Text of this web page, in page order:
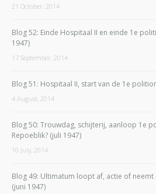
21 October, 2014
Blog 52: Einde Hospitaal II en einde 1e
1947)
17 September, 2014
Blog 51: Hospitaal II, start van de 1e
4 August, 2014
Blog 50: Trouwdag, schijterij, aanloop 1e
Repoeblik? (juli 1947)
10 July, 2014
Blog 49: Ultimatum loopt af, actie of
(juni 1947)